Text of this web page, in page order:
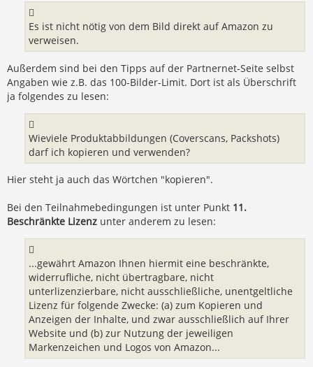
Es ist nicht nötig von dem Bild direkt auf Amazon zu
verweisen.
Außerdem sind bei den Tipps auf der Partnernet-Seite selbst
Angaben wie z.B. das 100-Bilder-Limit. Dort ist als Überschrift
ja folgendes zu lesen:
Wieviele Produktabbildungen (Coverscans, Packshots)
darf ich kopieren und verwenden?
Hier steht ja auch das Wörtchen "kopieren".
Bei den Teilnahmebedingungen ist unter Punkt 11.
Beschränkte Lizenz unter anderem zu lesen:
...gewährt Amazon Ihnen hiermit eine beschränkte,
widerrufliche, nicht übertragbare, nicht
unterlizenzierbare, nicht ausschließliche, unentgeltliche
Lizenz für folgende Zwecke: (a) zum Kopieren und
Anzeigen der Inhalte, und zwar ausschließlich auf Ihrer
Website und (b) zur Nutzung der jeweiligen
Markenzeichen und Logos von Amazon...